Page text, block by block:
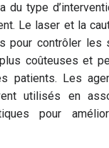
du type
Le laser et la
pour contrôler les
coûteuses et
patients. Les
utilisés en
pour